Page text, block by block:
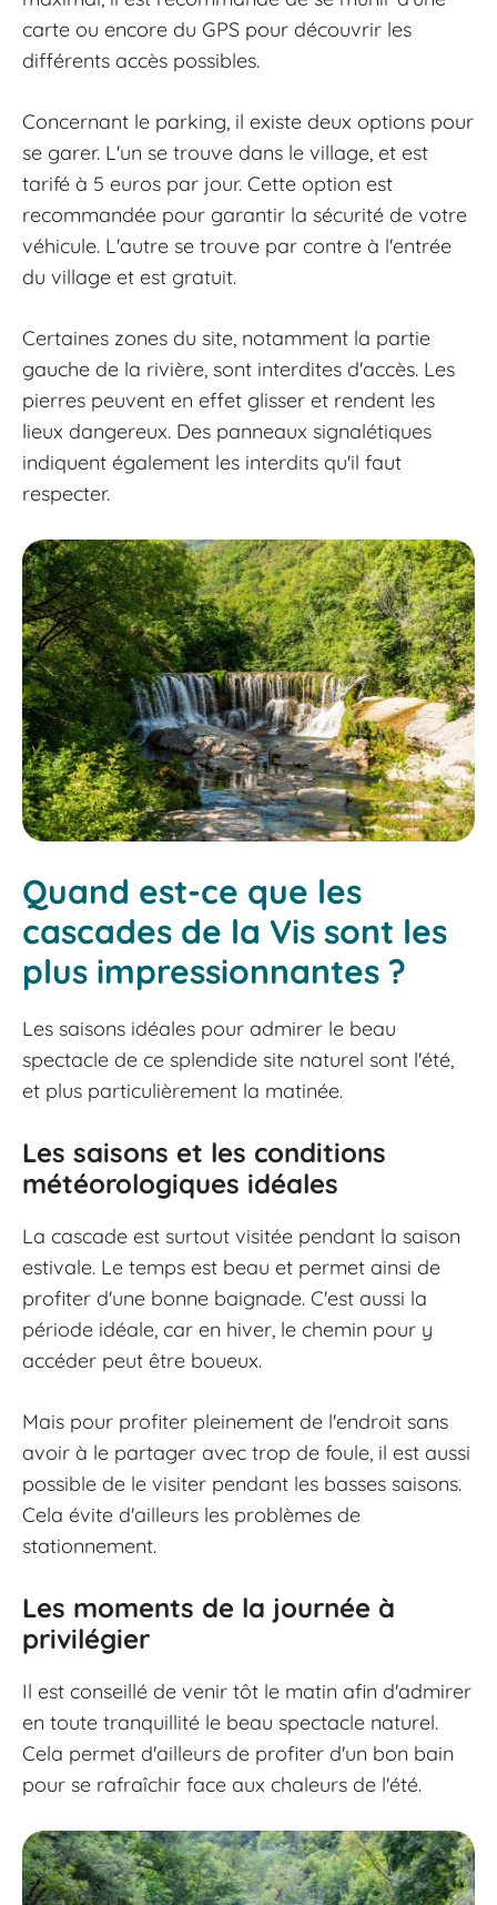
carte ou encore du GPS pour découvrir les
différents accès possibles.
Concernant le parking, il existe deux options pour
se garer. L'un se trouve dans le village, et est
tarifé à 5 euros par jour. Cette option est
recommandée pour garantir la sécurité de votre
véhicule. L'autre se trouve par contre à l'entrée
du village et est gratuit.
Certaines zones du site, notamment la partie
gauche de la rivière, sont interdites d'accès. Les
pierres peuvent en effet glisser et rendent les
lieux dangereux. Des panneaux signalétiques
indiquent également les interdits qu'il faut
respecter.
Quand est-ce que les
cascades de la Vis sont les
plus impressionnantes ?
Les saisons idéales pour admirer le beau
spectacle de ce splendide site naturel sont l'été,
et plus particulièrement la matinée.
Les saisons et les conditions
météorologiques idéales
La cascade est surtout visitée pendant la saison
estivale. Le temps est beau et permet ainsi de
profiter d'une bonne baignade. C'est aussi la
période idéale, car en hiver, le chemin pour y
accéder peut être boueux.
Mais pour profiter pleinement de l'endroit sans
avoir à le partager avec trop de foule, il est aussi
possible de le visiter pendant les basses saisons.
Cela évite d'ailleurs les problèmes de
stationnement.
Les moments de la journée à
privilégier
Il est conseillé de venir tôt le matin afin d'admirer
en toute tranquillité le beau spectacle naturel.
Cela permet d'ailleurs de profiter d'un bon bain
pour se rafraîchir face aux chaleurs de l'été.